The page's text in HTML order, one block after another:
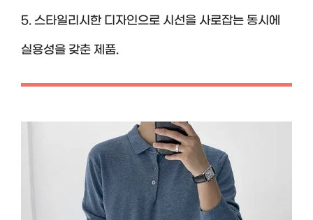
5. 스타일리시한 디자인으로 시선을 사로잡는 동시에
실용성을 갖춘 제품.